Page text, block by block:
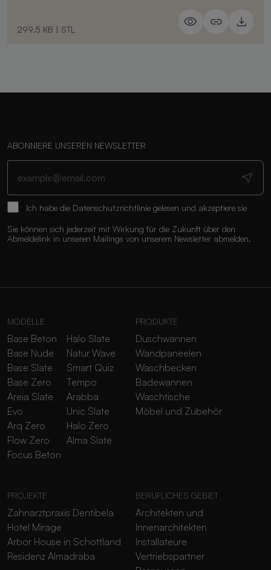
299.5 KB | STL
ABONNIERE UNSEREN NEWSLETTER
Ich habe die Datenschutzrichtlinie gelesen und akzeptiere sie
Sie können sich jederzeit mit Wirkung für die Zukunft über den
Abmeldelink in unseren Mailings von unserem Newsletter abmelden.
MODELLE
Base Beton
Base Nude
Base Slate
Base Zero
Areia Slate
Evo
Arq Zero
Flow Zero
Focus Beton
Halo Slate
Natur Wave
Smart Quiz
Tempo
Arabba
Unic Slate
Halo Zero
Alma Slate
PRODUKTE
Duschwannen
Wandpaneelen
Waschbecken
Badewannen
Waschtische
Möbel und Zubehör
PROJEKTE
Zahnarztpraxis Dentibela
Hotel Mirage
Arbor House in Schottland
Residenz Almadraba
BERUFLICHES GEBIET
Architekten und
Innenarchitekten
Installateure
Vertriebspartner